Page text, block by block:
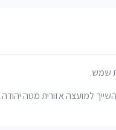
שמש.
השייך למועצה אזורית מטה יהודה.